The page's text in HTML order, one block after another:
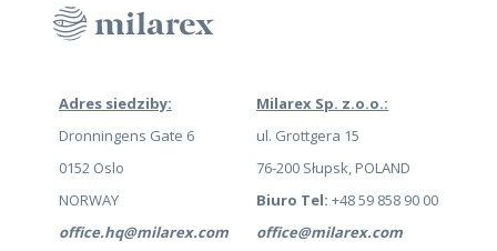
Adres siedziby:
Dronningens Gate 6
0152 Oslo
NORWAY
office.hq@milarex.com
Milarex Sp. z.o.o.:
ul. Grottgera 15
76-200 Słupsk, POLAND
Biuro Tel: +48 59 858 90 00
office@milarex.com